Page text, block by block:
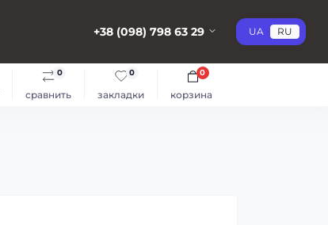
+38 (098) 798 63 29 UA RU
сравнить
0
закладки
0
корзина
0